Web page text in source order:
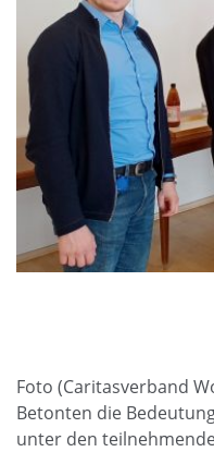
Foto (Caritasverband
Betonten die
unter den